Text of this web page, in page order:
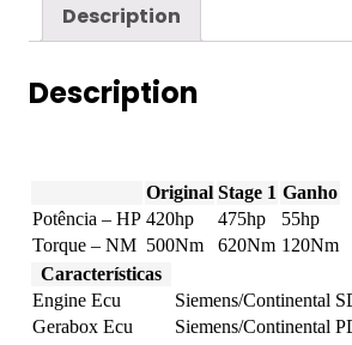
Description
Description
Original Stage 1 Ganho
Potência – HP 420hp 475hp
55hp
Torque – NM 500Nm 620Nm 120Nm
Características
Engine Ecu
Siemens/Continental
Gerabox Ecu
Siemens/Continental